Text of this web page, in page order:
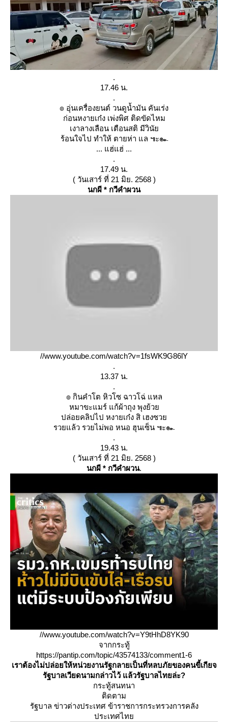
.
17.46 น.
.
๏ อุ่นเครื่องยนต์ วนดูน้ำมัน คันเร่ง
ก่อนหงายเก๋ง เพ่งพิศ ติดขัดไหม
เงาลางเลือน เตือนสติ มีวินั
ร้อนใจไป ทำให้ ตายห่า แล ๚ะ๛
... แฮ่แฮ่ ...
.
17.49 น.
( วันเสาร์ ที่ 21 มิย. 2568 )
นกผี * กวีคำผวน
//www.youtube.com/watch?v=1fsWK9G86lY
.
13.37 น.
.
๏ กินคำโต หิวโซ ฉาวโฉ่ แหล
หมาขะแมร์ แก้ผ้าถุง พุงย้ว
ปล่อยคลิปไป หงายเก๋ง สิ เฮงซว
รวยแล้ว รวยไม่พอ หนอ ฮุนเซ็น ๚ะ๛
.
19.43 น.
( วันเสาร์ ที่ 21 มิย. 2568 )
นกผี * กวีคำผวน.
//www.youtube.com/watch?v=Y9tHhD8YK90
จากกระทู้
https://pantip.com/topic/43574133/comment1-6
เราต้องไม่ปล่อยให้หน่วยงานรัฐกลายเป็นที่หลบภัยของคนขี้เกียจ
รัฐบาลเวียดนามกล่าวไว้ แล้วรัฐบาลไทยล่ะ?
กระทู้สนทนา
ติดตาม
รัฐบาล ข่าวต่างประเทศ ข้าราชการกระทรวงการคลัง
ประเทศไท